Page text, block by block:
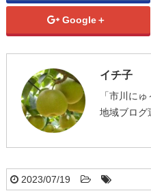
Google＋
イチ子
「市川に
地域ブログ
2023/07/19